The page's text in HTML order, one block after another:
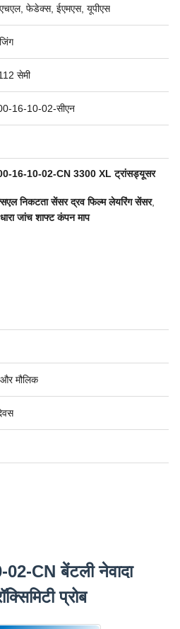
फेडेक्स, ईएमएस, यूपीएस
सेमी
16-10-02-सीएन
16-10-02-CN 3300 XL ट्रांसड्यूसर
निकटता सेंसर द्रव फिल्म लेयरिंग सेंसर,
धारा जांच शाफ्ट कंपन माप
मौलिक
CN बेंटली नेवादा
प्रोब